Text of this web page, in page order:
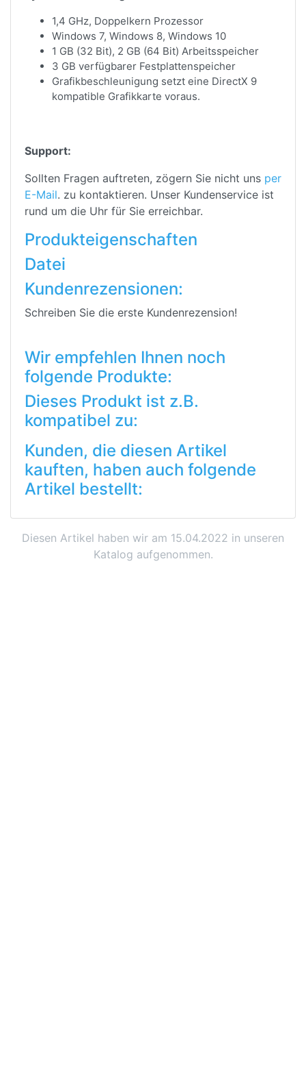
1,4 GHz, Doppelkern Prozessor
Windows 7, Windows 8, Windows 10
1 GB (32 Bit), 2 GB (64 Bit) Arbeitsspeicher
3 GB verfügbarer Festplattenspeicher
Grafikbeschleunigung setzt eine DirectX 9
kompatible Grafikkarte voraus.
Support:
Sollten Fragen auftreten, zögern Sie nicht uns per
E-Mail. zu kontaktieren. Unser Kundenservice ist
rund um die Uhr für Sie erreichbar.
Produkteigenschaften
Datei
Kundenrezensionen:
Schreiben Sie die erste Kundenrezension!
Wir empfehlen Ihnen noch
folgende Produkte:
Dieses Produkt ist z.B.
kompatibel zu:
Kunden, die diesen Artikel
kauften, haben auch folgende
Artikel bestellt:
Diesen Artikel haben wir am 15.04.2022 in unseren
Katalog aufgenommen.